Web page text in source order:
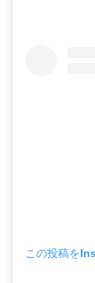
この投稿を